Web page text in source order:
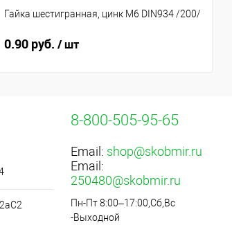
Гайка шестигранная, цинк М6 DIN934 /200/
0.90 руб. / шт
8-800-505-95-65
Email: shop@skobmir.ru
Email:
250480@skobmir.ru
Пн-Пт 8:00–17:00,Сб,Вс
-Выходной